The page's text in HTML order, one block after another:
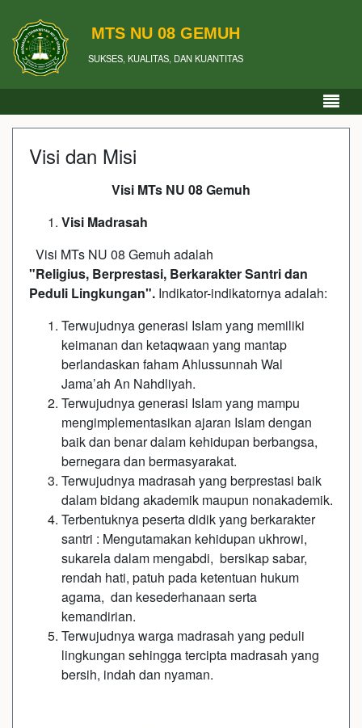
MTS NU 08 GEMUH
SUKSES, KUALITAS, DAN KUANTITAS
Visi dan Misi
Visi MTs NU 08 Gemuh
Visi Madrasah
Visi MTs NU 08 Gemuh adalah
"Religius, Berprestasi, Berkarakter Santridan
Peduli Lingkungan". Indikator-indikatornya adalah:
Terwujudnya generasi Islam yang memiliki
keimanan dan ketaqwaan yang mantap
berlandaskan faham Ahlussunnah Wal
Jama’ah An Nahdliyah.
Terwujudnya generasi Islam yang mampu
mengimplementasikan ajaran Islam dengan
baik dan benar dalam kehidupan berbangsa,
bernegara dan bermasyarakat.
Terwujudnya madrasah yang berprestasi baik
dalam bidang akademik maupun nonakademik.
Terbentuknya peserta didik yang berkarakter
santri : Mengutamakan kehidupan ukhrowi,
sukarela dalam mengabdi, bersikap sabar,
rendah hati, patuh pada ketentuan hukum
agama, dan kesederhanaan serta
kemandirian.
Terwujudnya warga madrasah yang peduli
lingkungan sehingga tercipta madrasah yang
bersih, indah dan nyaman.